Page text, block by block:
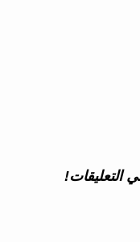
التعليقات!